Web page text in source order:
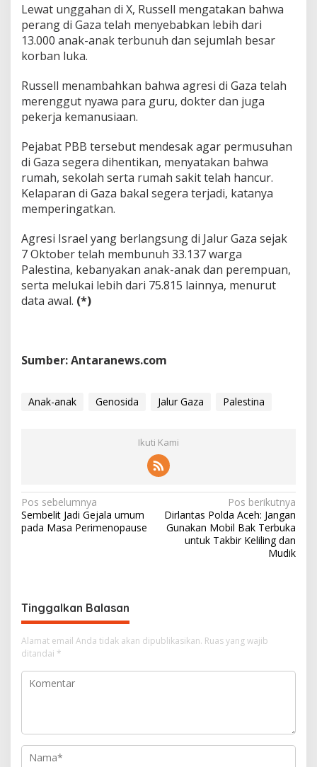
Lewat unggahan di X, Russell mengatakan bahwa
perang di Gaza telah menyebabkan lebih dari
13.000 anak-anak terbunuh dan sejumlah besar
korban luka.
Russell menambahkan bahwa agresi di Gaza telah
merenggut nyawa para guru, dokter dan juga
pekerja kemanusiaan.
Pejabat PBB tersebut mendesak agar permusuhan
di Gaza segera dihentikan, menyatakan bahwa
rumah, sekolah serta rumah sakit telah hancur.
Kelaparan di Gaza bakal segera terjadi, katanya
memperingatkan.
Agresi Israel yang berlangsung di Jalur Gaza sejak
7 Oktober telah membunuh 33.137 warga
Palestina, kebanyakan anak-anak dan perempuan,
serta melukai lebih dari 75.815 lainnya, menurut
data awal. (*)
Sumber: Antaranews.com
Anak-anak Genosida Jalur Gaza Palestina
Ikuti Kami
N
a
a
s
i
p
o
Pos sebelumnya
Sembelit Jadi Gejala umum
pada Masa Perimenopause
Pos berikutnya
Dirlantas Polda Aceh: Jangan
Gunakan Mobil Bak Terbuka
untuk Takbir Keliling dan
Mudik
Tinggalkan Balasan
Alamat email Anda tidak akan dipublikasikan. Ruas yang wajib
ditandai *